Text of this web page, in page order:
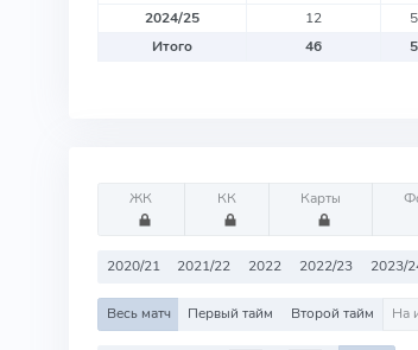
2024/25
12
Итого
46
ЖК КК Карты
2020/21 2021/22 2022 2022/23 2023/
Весь матч Первый тайм Второй тайм